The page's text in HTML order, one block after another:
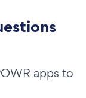
apps to